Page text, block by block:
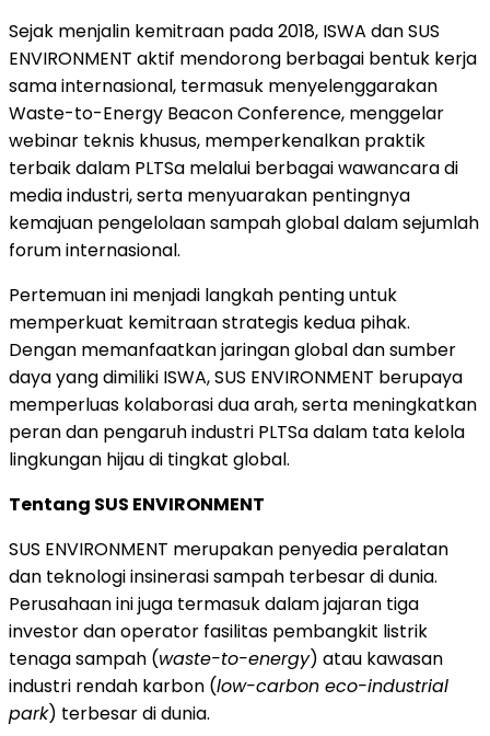
Sejak menjalin kemitraan pada 2018, ISWA dan SUS
ENVIRONMENT aktif mendorong berbagai bentuk kerja
sama internasional, termasuk menyelenggarakan
Waste-to-Energy Beacon Conference, menggelar
webinar teknis khusus, memperkenalkan praktik
terbaik dalam PLTSa melalui berbagai wawancara di
media industri, serta menyuarakan pentingnya
kemajuan pengelolaan sampah global dalam sejumlah
forum internasional.
Pertemuan ini menjadi langkah penting untuk
memperkuat kemitraan strategis kedua pihak.
Dengan memanfaatkan jaringan global dan sumber
daya yang dimiliki ISWA, SUS ENVIRONMENT berupaya
memperluas kolaborasi dua arah, serta meningkatkan
peran dan pengaruh industri PLTSa dalam tata kelola
lingkungan hijau di tingkat global.
Tentang SUS ENVIRONMENT
SUS ENVIRONMENT merupakan penyedia peralatan
dan teknologi insinerasi sampah terbesar di dunia.
Perusahaan ini juga termasuk dalam jajaran tiga
investor dan operator fasilitas pembangkit listrik
tenaga sampah (waste-to-energy) atau kawasan
industri rendah karbon (low-carbon eco-industrial
park) terbesar di dunia.